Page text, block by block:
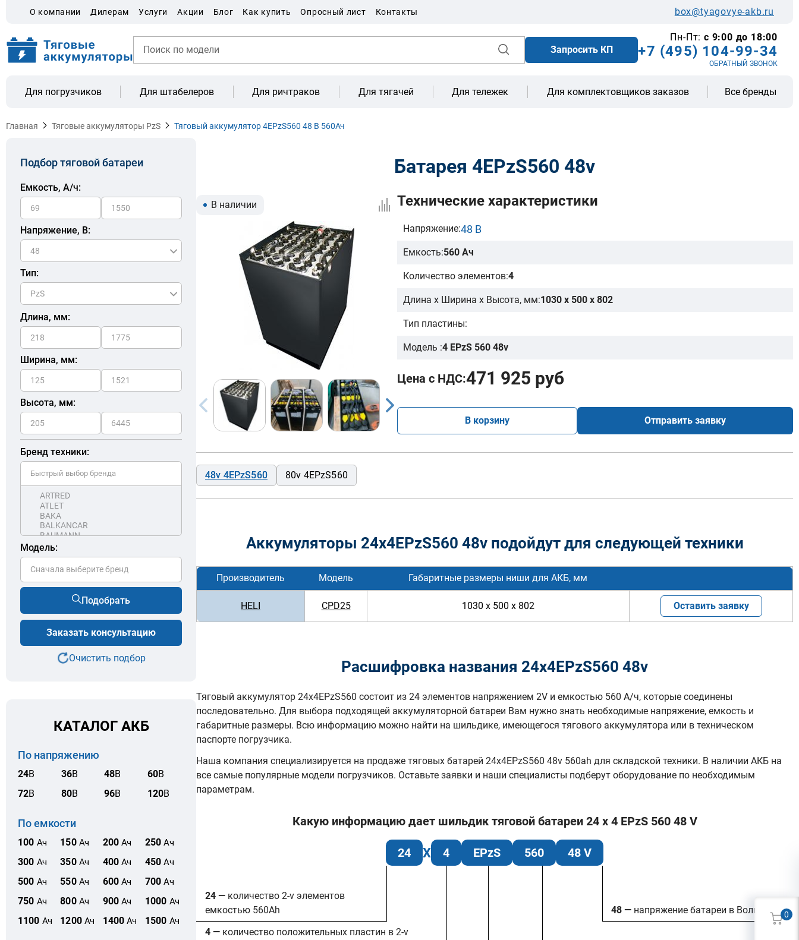
О компании Дилерам Услуги Акции Блог Как купить Опросный лист Контакты box@tyagovye-akb.ru
Запросить КП
Пн-Пт: с 9:00 до 18:00
+7 (495) 104-99-34
ОБРАТНЫЙ ЗВОНОК
Для погрузчиков Для штабелеров Для ричтраков Для тягачей Для тележек Для комплектовщиков заказов Все бренды
Главная Тяговые аккумуляторы PzS Тяговый аккумулятор 4EPzS560 48 В 560Ач
Подбор тяговой батареи
Емкость, A/ч:
Напряжение, В:
Тип:
Длина, мм:
Ширина, мм:
Высота, мм:
Бренд техники:
Модель:
Сначала выберите бренд
Подобрать
Заказать консультацию
Очистить подбор
КАТАЛОГ АКБ
По напряжению
24В 36В 48В 60В
72В 80В 96В 120В
По емкости
100 Ач 150Ач 200Ач 250 Ач
300 Ач 350Ач 400Ач 450 Ач
500 Ач 550Ач 600Ач 700 Ач
750 Ач 800Ач 900Ач 1000 Ач
1100 Ач 1200Ач 1400 Ач 1500 Ач
Батарея 4EPzS560 48v
В наличии Технические характеристики
Напряжение:48 В
Емкость:560 Ач
Количество элементов:4
Длина х Ширина х Высота, мм:1030 x 500 x 802
Тип пластины:
Модель :4 EPzS 560 48v
Цена с НДС:471 925 руб
В корзину Отправить заявку
48v 4EPzS560 80v 4EPzS560
Аккумуляторы 24x4EPzS560 48v подойдут для следующей техники
Производитель Модель Габаритные размеры ниши для АКБ, мм
HELI CPD25 1030 x 500 x 802 Оставить заявку
Расшифровка названия 24х4EPzS560 48v
Тяговый аккумулятор 24x4EPzS560 состоит из 24 элементов напряжением 2V и емкостью 560 А/ч, которые соединены
последовательно. Для выбора подходящей аккумуляторной батареи Вам нужно знать необходимые напряжение, емкость и
габаритные размеры. Всю информацию можно найти на шильдике, имеющегося тягового аккумулятора или в техническом
паспорте погрузчика.
Наша компания специализируется на продаже тяговых батарей 24х4EPzS560 48v 560ah для складской техники. В наличии АКБ на
все самые популярные модели погрузчиков. Оставьте заявки и наши специалисты подберут оборудование по необходимым
параметрам.
Какую информацию дает шильдик тяговой батареи 24 x 4 EPzS 560 48 V
24 4 EPzS 560 48 V
24 — количество 2-v элементов
емкостью 560Ah
48 — напряжение батареи в Вольтах
4 — количество положительных пластин в 2-v
0